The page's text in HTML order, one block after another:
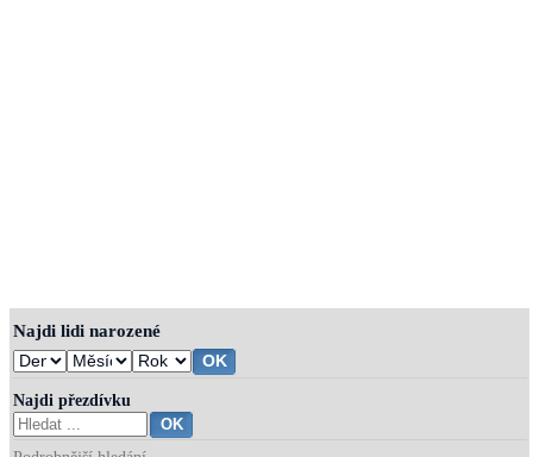
Najdi lidi narozené
Najdi přezdívku